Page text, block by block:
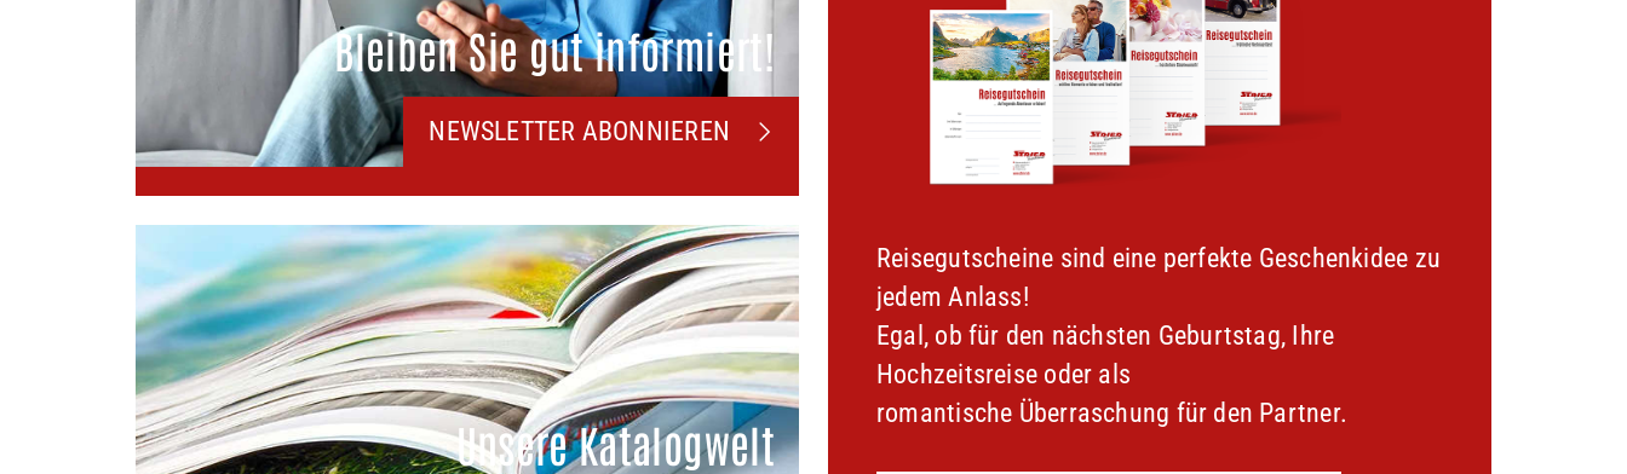
Bleiben Sie gut informiert!
NEWSLETTER ABONNIEREN
Unsere Katalogwelt
Reisegutscheine sind eine perfekte Geschenkidee zu
jedem Anlass!
Egal, ob für den nächsten Geburtstag, Ihre
Hochzeitsreise oder als
romantische Überraschung für den Partner.